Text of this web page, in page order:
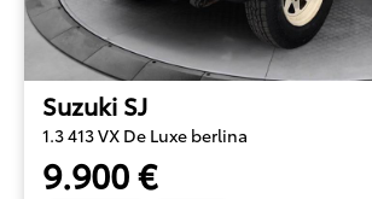
Suzuki SJ
1.3 413 VX De Luxe berlina
9.900 €